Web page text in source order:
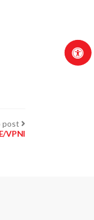
post Próximo
VPNI